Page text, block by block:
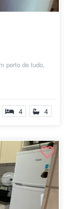
perto de tudo,
4 4